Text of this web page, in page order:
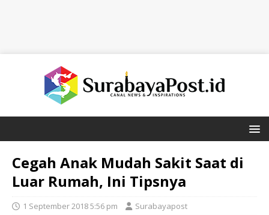
Cegah Anak Mudah Sakit Saat di
Luar Rumah, Ini Tipsnya
1 September 2018 5:56 pm Surabayapost